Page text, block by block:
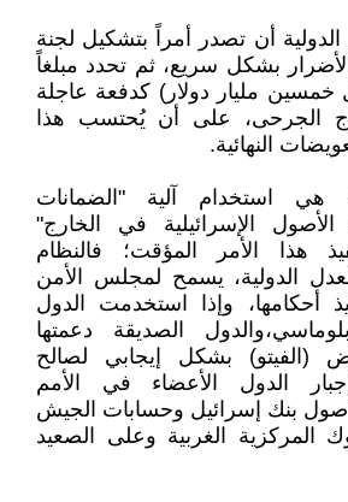
أن تصدر أمراً بتشكيل لجنة
الأضرار بشكل سريع، ثم تحدد مبلغاً
خمسين مليار دولار) كدفعة عاجلة
الجرحى، على أن يُحتسب هذا
النهائية.
هي استخدام آلية "الضمانات
الأصول الإسرائيلية في الخارج"
هذا الأمر المؤقت؛ فالنظام
الدولية، يسمح لمجلس الأمن
أحكامها، وإذا استخدمت الدول
الصديقة دعمتها
(الفيتو) بشكل إيجابي لصالح
الدول الأعضاء في الأمم
أصول بنك إسرائيل وحسابات الجيش
المركزية الغربية وعلى الصعيد